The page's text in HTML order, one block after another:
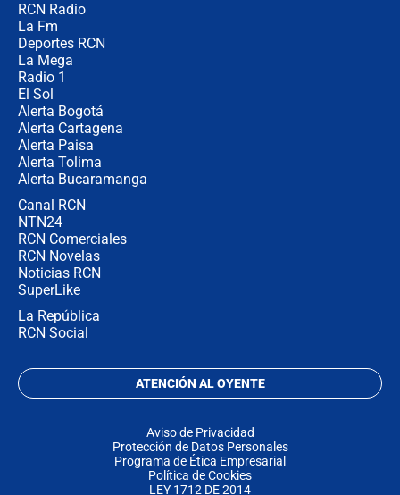
RCN Radio
La Fm
Deportes RCN
La Mega
Radio 1
El Sol
Alerta Bogotá
Alerta Cartagena
Alerta Paisa
Alerta Tolima
Alerta Bucaramanga
Canal RCN
NTN24
RCN Comerciales
RCN Novelas
Noticias RCN
SuperLike
La República
RCN Social
ATENCIÓN AL OYENTE
Aviso de Privacidad
Protección de Datos Personales
Programa de Ética Empresarial
Política de Cookies
LEY 1712 DE 2014